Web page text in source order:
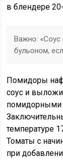
в блендере
Важно: «Соус
бульоном,
Помидоры
соус и
температуре
Томаты с
при